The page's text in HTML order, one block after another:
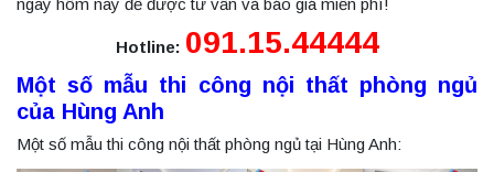
ngay hôm nay để được tư vấn và báo giá miễn phí!
Hotline: 091.15.44444
Một số mẫu thi công nội thất phòng ngủ
của Hùng Anh
Một số mẫu thi công nội thất phòng ngủ tại Hùng Anh: